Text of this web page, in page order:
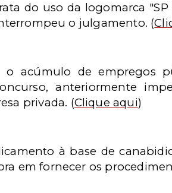
do uso da logomarca
o julgamento. (
acúmulo de empregos
anteriormente
privada. (Clique aqui)
à base de
em fornecer os